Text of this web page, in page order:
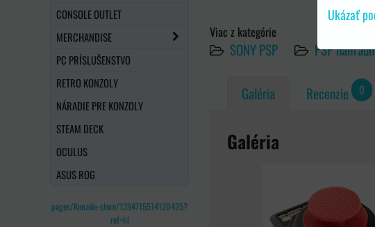
Viac z kategórie
SONY PSP PSP
Galéria Recenzie 0
Galéria
CONSOLE OUTLET
MERCHANDISE
PC PRÍSLUŠENSTVO
RETRO KONZOLY
NÁRADIE PRE KONZOLY
STEAM DECK
OCULUS
ASUS ROG
pages/Konzole-store/1394715514120425?
ref=hl
Ukázať